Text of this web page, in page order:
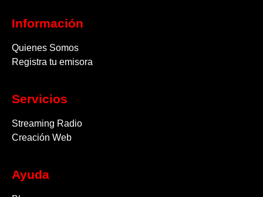
Información
Quienes Somos
Registra tu emisora
Servicios
Streaming Radio
Creación Web
Ayuda